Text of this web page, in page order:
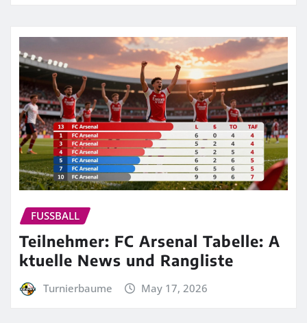
FUSSBALL
Teilnehmer: FC Arsenal Tabelle: A
ktuelle News und Rangliste
Turnierbaume May 17, 2026